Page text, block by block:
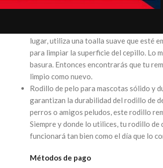
removedor de pelaje y pelusa de
Cómodo de limpiar: este removedor de
diario. Nota: no puedes lavar la
lugar, utiliza una toalla suave que esté
para limpiar la superficie del cepillo. Lo
basura. Entonces encontrarás que tu
limpio como nuevo.
Rodillo de pelo para mascotas sólido y
garantizan la durabilidad del rodillo de
perros o amigos peludos, este rodillo
Siempre y donde lo utilices, tu rodillo
funcionará tan bien como el día que lo
Métodos de pago